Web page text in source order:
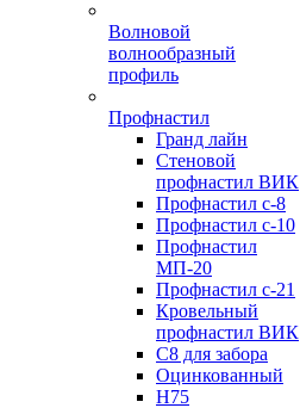
Волновой
волнообразный
профиль
Профнастил
Гранд лайн
Стеновой
профнастил ВИК
Профнастил с-8
Профнастил с-10
Профнастил
МП-20
Профнастил с-21
Кровельный
профнастил ВИК
С8 для забора
Оцинкованный
Н75